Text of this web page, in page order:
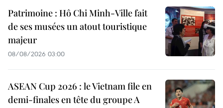
Patrimoine : Hô Chi Minh-Ville fait
de ses musées un atout touristique
majeur
08/08/2026 03:00
ASEAN Cup 2026 : le Vietnam file en
demi-finales en tête du groupe A